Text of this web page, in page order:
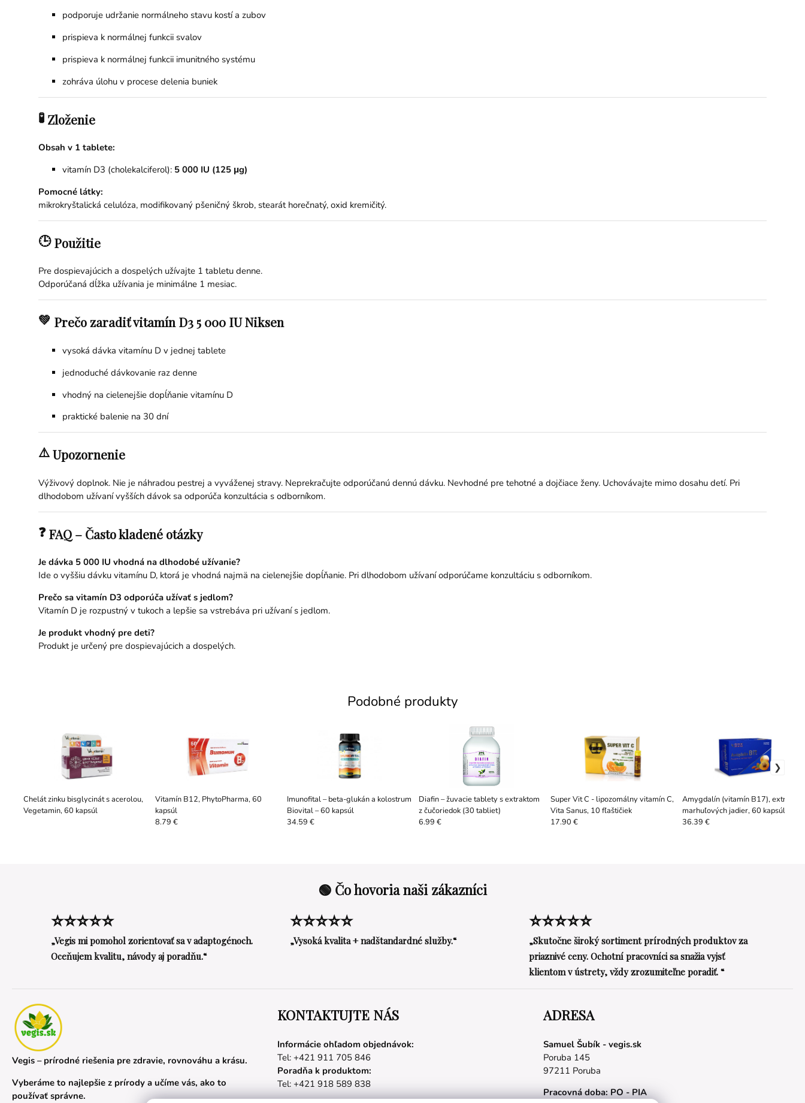
podporuje udržanie normálneho stavu kostí a zubov
prispieva k normálnej funkcii svalov
prispieva k normálnej funkcii imunitného systému
zohráva úlohu v procese delenia buniek
🧪 Zloženie
Obsah v 1 tablete:
vitamín D3 (cholekalciferol): 5 000 IU (125 μg)
Pomocné látky:
mikrokryštalická celulóza, modifikovaný pšeničný škrob, stearát horečnatý, oxid kremičitý.
🕒Použitie
Pre dospievajúcich a dospelých užívajte 1 tabletu denne.
Odporúčaná dĺžka užívania je minimálne 1 mesiac.
💚 Prečo zaradiť vitamín D3 5 000 IU Niksen
vysoká dávka vitamínu D v jednej tablete
jednoduché dávkovanie raz denne
vhodný na cielenejšie dopĺňanie vitamínu D
praktické balenie na 30 dní
⚠️Upozornenie
Výživový doplnok. Nie je náhradou pestrej a vyváženej stravy. Neprekračujte odporúčanú dennú dávku. Nevhodné pre tehotné a dojčiace ženy. Uchovávajte mimo dosahu detí. Pri
dlhodobom užívaní vyšších dávok sa odporúča konzultácia s odborníkom.
❓FAQ – Často kladené otázky
Je dávka 5 000 IU vhodná na dlhodobé užívanie?
Ide o vyššiu dávku vitamínu D, ktorá je vhodná najmä na cielenejšie dopĺňanie. Pri dlhodobom užívaní odporúčame konzultáciu s odborníkom.
Prečo sa vitamín D3 odporúča užívať s jedlom?
Vitamín D je rozpustný v tukoch a lepšie sa vstrebáva pri užívaní s jedlom.
Je produkt vhodný pre deti?
Produkt je určený pre dospievajúcich a dospelých.
Podobné produkty
Chelát zinku bisglycinát s acerolou,
Vegetamin, 60 kapsúl
Vitamín B12, PhytoPharma, 60
kapsúl
8.79 €
Imunofital – beta-glukán a kolostrum
Biovital – 60 kapsúl
34.59 €
Diafin – žuvacie tablety s extraktom
z čučoriedok (30 tabliet)
6.99 €
Super Vit C - lipozomálny vitamín C,
Vita Sanus, 10 fľaštičiek
17.90 €
Amygdalín (vitamín B17), extrakt z
marhuľových jadier, 60 kapsúl
36.39 €
🟢 Čo hovoria naši zákazníci
⭐⭐⭐⭐⭐
„Vegis mi pomohol zorientovať sa v adaptogénoch.
Oceňujem kvalitu, návody aj poradňu.“
⭐⭐⭐⭐⭐
„Vysoká kvalita + nadštandardné služby.“
⭐⭐⭐⭐⭐
„Skutočne široký sortiment prírodných produktov za
priaznivé ceny. Ochotní pracovníci sa snažia vyjsť
klientom v ústrety, vždy zrozumiteľne poradiť. “
Vegis – prírodné riešenia pre zdravie, rovnováhu a krásu.
Vyberáme to najlepšie z prírody a učíme vás, ako to
používať správne.
KONTAKTUJTE NÁS
Informácie ohľadom objednávok:
Tel: +421 911 705 846
Poradňa k produktom:
Tel: +421 918 589 838
ADRESA
Samuel Šubík - vegis.sk
Poruba 145
97211 Poruba
Pracovná doba: PO - PIA